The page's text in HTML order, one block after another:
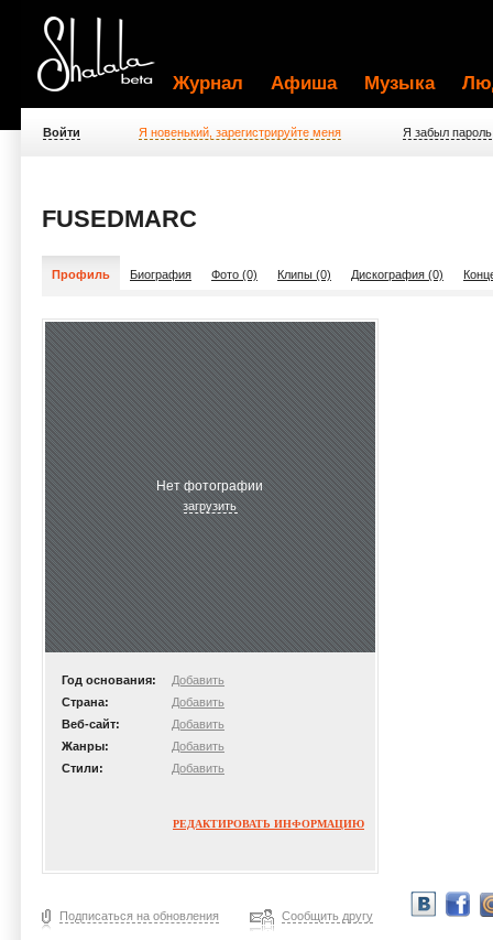
Журнал Афиша Музыка
Войти Я новенький, зарегистрируйте меня Я забыл пароль
FUSEDMARC
Профиль Биография Фото (0) Клипы (0) Дискография (0)
Нет фотографии
загрузить
Год основания:
Добавить
Страна:
Добавить
Веб-сайт:
Добавить
Жанры:
Добавить
Стили:
Добавить
РЕДАКТИРОВАТЬ ИНФОРМАЦИЮ
Подписаться на обновления Сообщить другу